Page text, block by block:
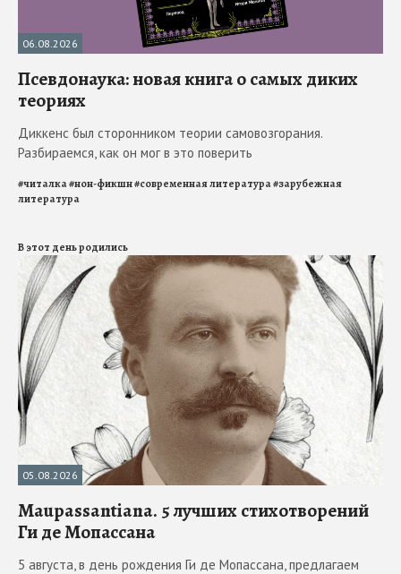
06.08.2026
Псевдонаука: новая книга о самых диких
теориях
Диккенс был сторонником теории самовозгорания.
Разбираемся, как он мог в это поверить
#читалка#нон-фикшн#современная литература#зарубежная
литература
В этот день родились
05.08.2026
Maupassantiana. 5 лучших стихотворений
Ги де Мопассана
5 августа, в день рождения Ги де Мопассана, предлагаем